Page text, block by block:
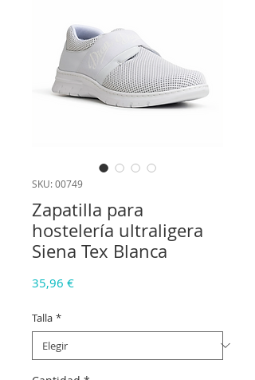
SKU: 00749
Zapatilla para
hostelería ultraligera
Siena Tex Blanca
35,96 €Precio
Talla *